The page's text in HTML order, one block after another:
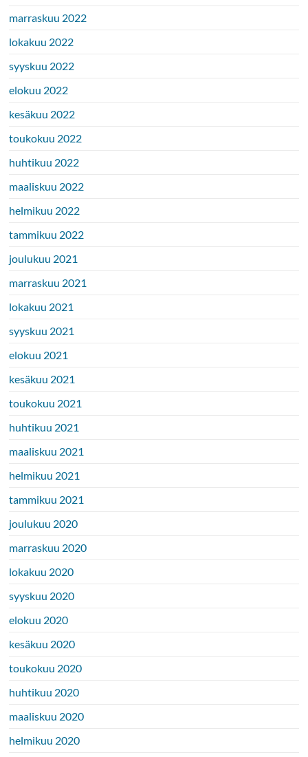
marraskuu 2022
lokakuu 2022
syyskuu 2022
elokuu 2022
kesäkuu 2022
toukokuu 2022
huhtikuu 2022
maaliskuu 2022
helmikuu 2022
tammikuu 2022
joulukuu 2021
marraskuu 2021
lokakuu 2021
syyskuu 2021
elokuu 2021
kesäkuu 2021
toukokuu 2021
huhtikuu 2021
maaliskuu 2021
helmikuu 2021
tammikuu 2021
joulukuu 2020
marraskuu 2020
lokakuu 2020
syyskuu 2020
elokuu 2020
kesäkuu 2020
toukokuu 2020
huhtikuu 2020
maaliskuu 2020
helmikuu 2020